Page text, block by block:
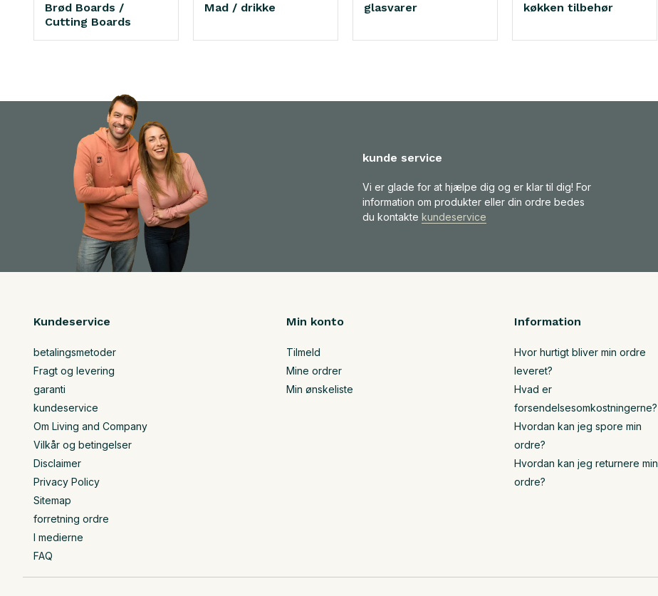
Brød Boards /
Cutting Boards
Mad / drikke glasvarer køkken tilbehør
kunde service
Vi er glade for at hjælpe dig og er klar til dig! For
information om produkter eller din ordre bedes
du kontakte kundeservice
Kundeservice
betalingsmetoder
Fragt og levering
garanti
kundeservice
Om Living and Company
Vilkår og betingelser
Disclaimer
Privacy Policy
Sitemap
forretning ordre
I medierne
FAQ
Min konto
Tilmeld
Mine ordrer
Min ønskeliste
Information
Hvor hurtigt bliver min ordre
leveret?
Hvad er
forsendelsesomkostningerne?
Hvordan kan jeg spore min
ordre?
Hvordan kan jeg returnere min
ordre?